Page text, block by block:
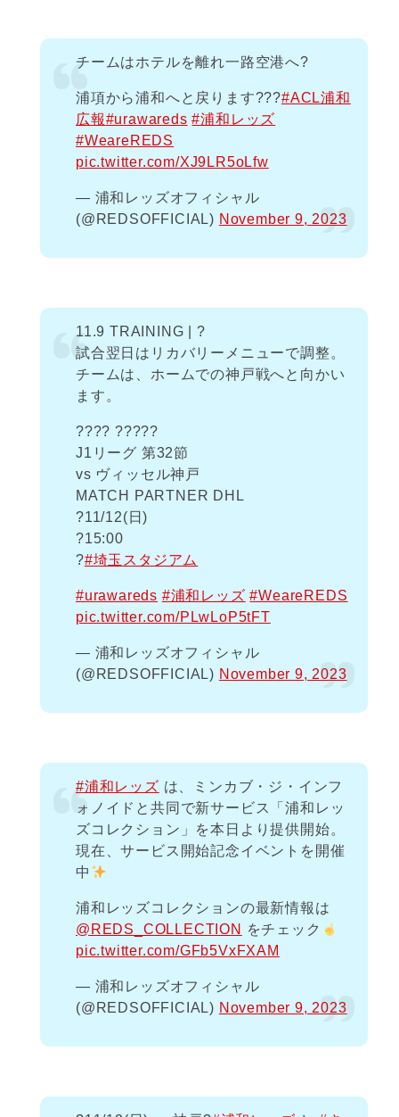
チームはホテルを離れ一路空港へ?
浦項から浦和へと戻ります???#ACL浦和
広報#urawareds #浦和レッズ
#WeareREDS
pic.twitter.com/XJ9LR5oLfw
— 浦和レッズオフィシャル
(@REDSOFFICIAL) November 9, 2023
11.9 TRAINING | ?
試合翌日はリカバリーメニューで調整。
チームは、ホームでの神戸戦へと向かい
ます。
???? ?????
J1リーグ 第32節
vs ヴィッセル神戸
MATCH PARTNER DHL
?️11/12(日)
?15:00
?#埼玉スタジアム
#urawareds #浦和レッズ #WeareREDS
pic.twitter.com/PLwLoP5tFT
— 浦和レッズオフィシャル
(@REDSOFFICIAL) November 9, 2023
#浦和レッズ は、ミンカブ・ジ・インフ
ォノイドと共同で新サービス「浦和レッ
ズコレクション」を本日より提供開始。
現在、サービス開始記念イベントを開催
中
浦和レッズコレクションの最新情報は
@REDS_COLLECTION
をチェック
pic.twitter.com/GFb5VxFXAM
— 浦和レッズオフィシャル
(@REDSOFFICIAL) November 9, 2023